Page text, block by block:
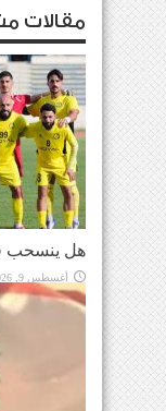
مقالات
هل ينسحب
أغسطس 9, 2026